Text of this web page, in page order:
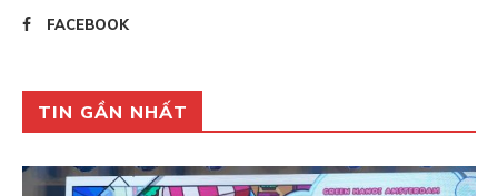
FACEBOOK
TIN GẦN NHẤT